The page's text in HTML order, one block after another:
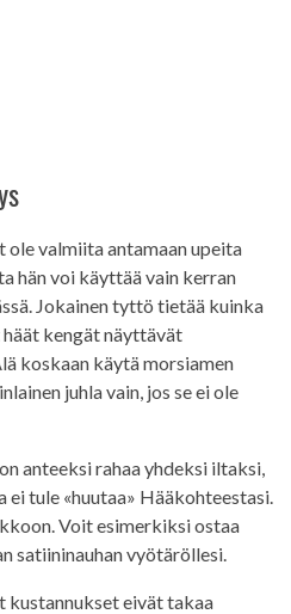
valmiita antamaan upeita
hän voi käyttää vain kerran
Jokainen tyttö tietää kuinka
kengät näyttävät
koskaan käytä morsiamen
juhla vain, jos se ei ole
anteeksi rahaa yhdeksi iltaksi,
tule «huutaa» Hääkohteestasi.
Voit esimerkiksi ostaa
satiininauhan vyötäröllesi.
kustannukset eivät takaa